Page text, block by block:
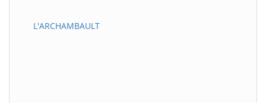
L'ARCHAMBAULT